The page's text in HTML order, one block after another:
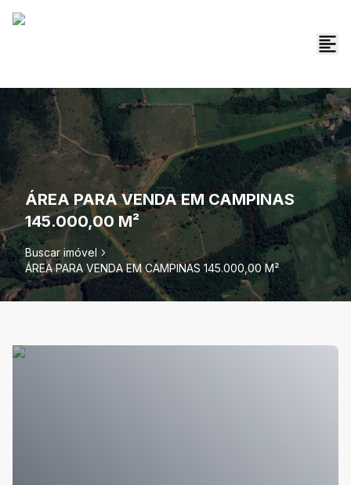
ÁREA PARA VENDA EM CAMPINAS
145.000,00 M²
Buscar imóvel
ÁREA PARA VENDA EM CAMPINAS 145.000,00 M²